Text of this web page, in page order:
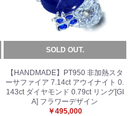
SOLD OUT.
【HANDMADE】PT950 非加熱スタ
ーサファイア 7.14ct アウイナイト 0.
143ct ダイヤモンド 0.79ct リング[GI
A] フラワーデザイン
￥495,000